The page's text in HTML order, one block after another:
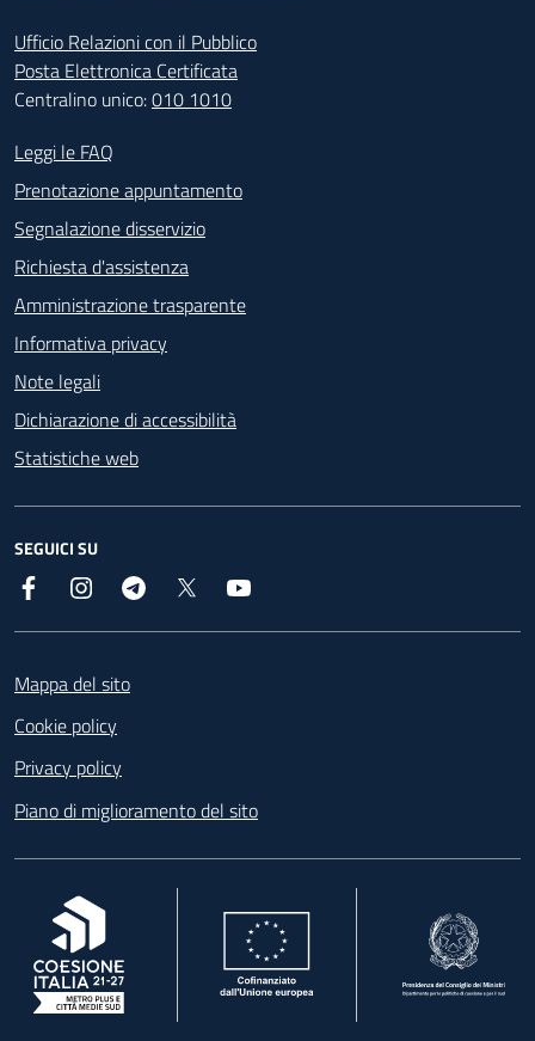
Ufficio Relazioni con il Pubblico
Posta Elettronica Certificata
Centralino unico:010 1010
Footer - Contatti
Leggi le FAQ
Prenotazione appuntamento
Segnalazione disservizio
Richiesta d'assistenza
Amministrazione trasparente
Informativa privacy
Note legali
Dichiarazione di accessibilità
Statistiche web
SEGUICI SU
Facebook InstagramTelegram
Mappa del sito
Cookie policy
Privacy policy
Piano di miglioramento del sito
, apre in una nuova scheda